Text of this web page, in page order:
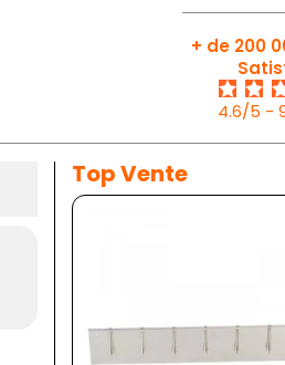
+ de 200
4.6/5 -
Top Vente